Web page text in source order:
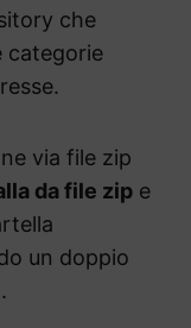
che
categorie
via file zip
da file zip e
un doppio